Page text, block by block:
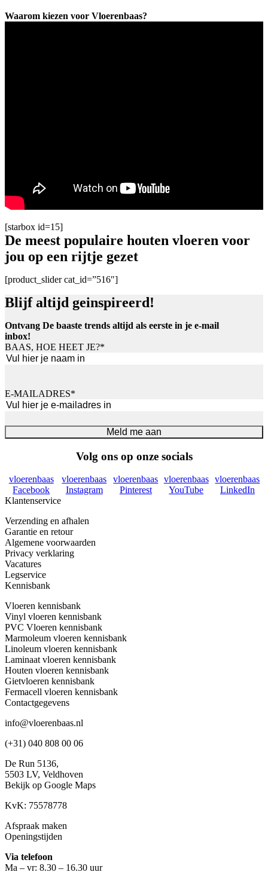
Waarom kiezen voor Vloerenbaas?
[starbox id=15]
De meest populaire houten vloeren voor
jou op een rijtje gezet
[product_slider cat_id=”516″]
Blijf altijd geinspireerd!
Ontvang De baaste trends altijd als eerste in je e-mail
inbox!
BAAS, HOE HEET JE?*
E-MAILADRES*
Meld me aan
Volg ons op onze socials
vloerenbaas
Facebook
vloerenbaas
Instagram
vloerenbaas
Pinterest
vloerenbaas
YouTube
vloerenbaas
LinkedIn
Klantenservice
Verzending en afhalen
Garantie en retour
Algemene voorwaarden
Privacy verklaring
Vacatures
Legservice
Kennisbank
Vloeren kennisbank
Vinyl vloeren kennisbank
PVC Vloeren kennisbank
Marmoleum vloeren kennisbank
Linoleum vloeren kennisbank
Laminaat vloeren kennisbank
Houten vloeren kennisbank
Gietvloeren kennisbank
Fermacell vloeren kennisbank
Contactgegevens
info@vloerenbaas.nl
(+31) 040 808 00 06
De Run 5136,
5503 LV, Veldhoven
Bekijk op Google Maps
KvK: 75578778
Afspraak maken
Openingstijden
Via telefoon
Ma – vr: 8.30 – 16.30 uur